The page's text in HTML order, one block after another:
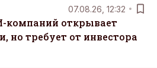
07.08.26, 12:32
компаний открывает
но требует от инвестора